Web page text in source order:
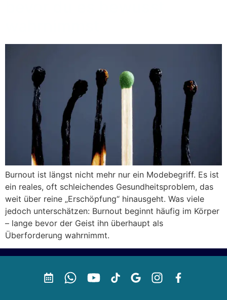
Burnout ist längst nicht mehr nur ein Modebegriff. Es ist
ein reales, oft schleichendes Gesundheitsproblem, das
weit über reine „Erschöpfung“ hinausgeht. Was viele
jedoch unterschätzen: Burnout beginnt häufig im Körper
– lange bevor der Geist ihn überhaupt als
Überforderung wahrnimmt.